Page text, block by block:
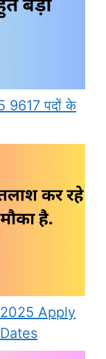
9617 पदों के
Apply